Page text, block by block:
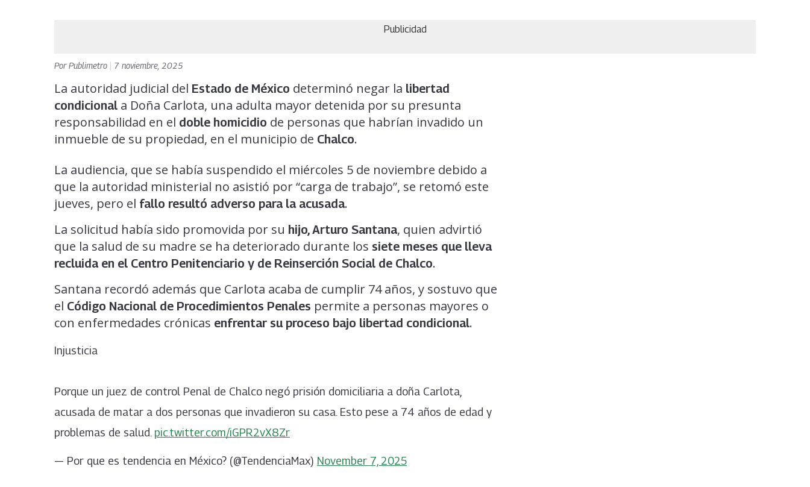
Publicidad
PorPublimetro 7 noviembre, 2025
La autoridad judicial del Estado de México determinó negar la libertad
condicional a Doña Carlota, una adulta mayor detenida por su presunta
responsabilidad en el doble homicidio de personas que habrían invadido un
inmueble de su propiedad, en el municipio de Chalco.
La audiencia, que se había suspendido el miércoles 5 de noviembre debido a
que la autoridad ministerial no asistió por “carga de trabajo”, se retomó este
jueves, pero el fallo resultó adverso para la acusada.
La solicitud había sido promovida por su hijo, Arturo Santana, quien advirtió
que la salud de su madre se ha deteriorado durante los siete meses que lleva
recluida en el Centro Penitenciario y de Reinserción Social de Chalco.
Santana recordó además que Carlota acaba de cumplir 74 años, y sostuvo que
el Código Nacional de Procedimientos Penales permite a personas mayores o
con enfermedades crónicas enfrentar su proceso bajo libertad condicional.
Injusticia
Porque un juez de control Penal de Chalco negó prisión domiciliaria a doña Carlota,
acusada de matar a dos personas que invadieron su casa. Esto pese a 74 años de edad y
problemas de salud. pic.twitter.com/iGPR2vX8Zr
— Por que es tendencia en México? (@TendenciaMax) November 7, 2025